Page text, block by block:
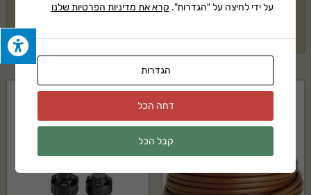
על ידי לחיצה על "הגדרות". קרא את מדיניות הפרטיות שלנו
הגדרות
דחה הכל
קבל הכל